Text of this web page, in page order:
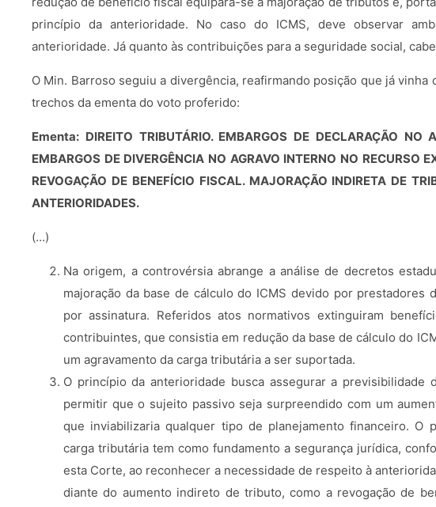
princípio da anterioridade. No caso do ICMS, deve observar
anterioridade. Já quanto às contribuições para a seguridade social,
O Min. Barroso seguiu a divergência, reafirmando posição que já vinha
trechos da ementa do voto proferido:
Ementa: DIREITO TRIBUTÁRIO. EMBARGOS DE DECLARAÇÃO NO
EMBARGOS DE DIVERGÊNCIA NO AGRAVO INTERNO NO RECURSO
REVOGAÇÃO DE BENEFÍCIO FISCAL. MAJORAÇÃO INDIRETA DE
ANTERIORIDADES.
(…)
Na origem, a controvérsia abrange a análise de decretos
majoração da base de cálculo do ICMS devido por prestadores
por assinatura. Referidos atos normativos extinguiram
contribuintes, que consistia em redução da base de cálculo do
um agravamento da carga tributária a ser suportada.
O princípio da anterioridade busca assegurar a previsibilidade
permitir que o sujeito passivo seja surpreendido com um
que inviabilizaria qualquer tipo de planejamento financeiro. O
carga tributária tem como fundamento a segurança jurídica,
esta Corte, ao reconhecer a necessidade de respeito à
diante do aumento indireto de tributo, como a revogação de